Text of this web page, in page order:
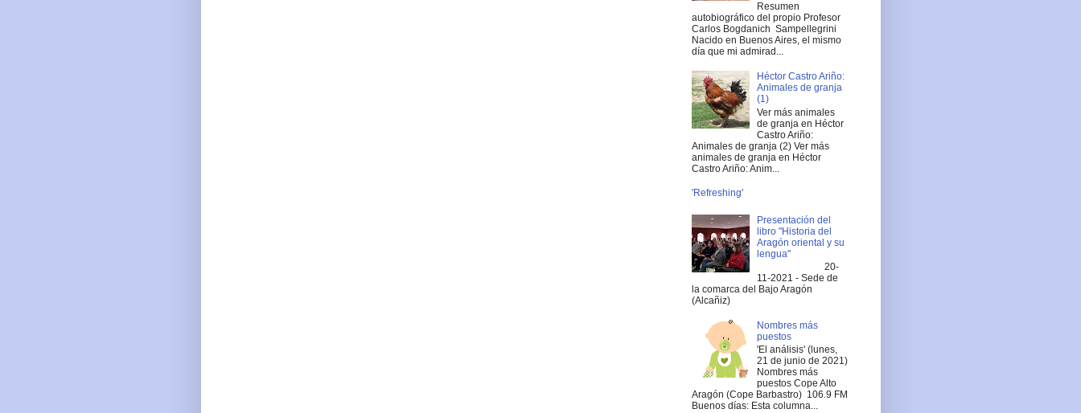
Resumen
autobiográfico del propio Profesor
Carlos Bogdanich Sampellegrini
Nacido en Buenos Aires, el mismo
día que mi admirad...
Héctor Castro Ariño:
Animales de granja
(1)
Ver más animales
de granja en Héctor
Castro Ariño:
Animales de granja (2) Ver más
animales de granja en Héctor
Castro Ariño: Anim...
'Refreshing'
Presentación del
libro "Historia del
Aragón oriental y su
lengua"
20-
11-2021 - Sede de
la comarca del Bajo Aragón
(Alcañiz)
Nombres más
puestos
'El análisis' (lunes,
21 de junio de 2021)
Nombres más
puestos Cope Alto
Aragón (Cope Barbastro) 106.9 FM
Buenos días: Esta columna...